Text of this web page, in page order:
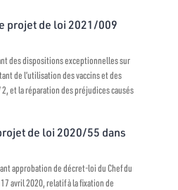
projet de loi 2021/009
des dispositions exceptionnelles sur
de l’utilisation des vaccins et des
2, et la réparation des préjudices causés
de loi 2020/55 dans
approbation de décret-loi du Chef du
avril 2020, relatif à la fixation de